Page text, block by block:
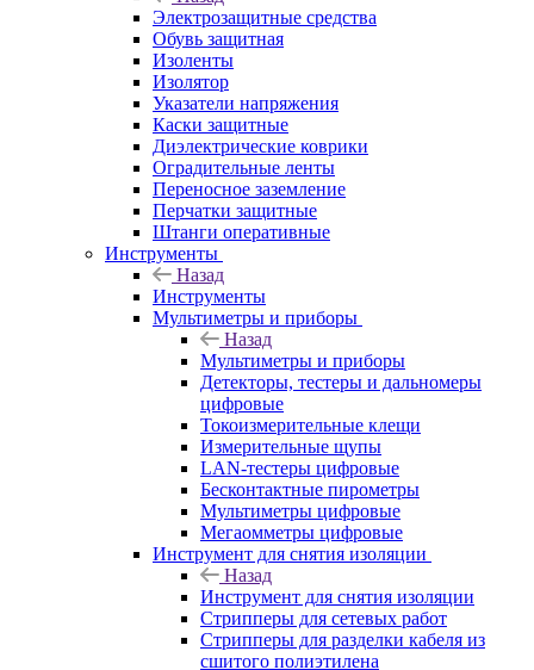
Электрозащитные средства
Обувь защитная
Изоленты
Изолятор
Указатели напряжения
Каски защитные
Диэлектрические коврики
Оградительные ленты
Переносное заземление
Перчатки защитные
Штанги оперативные
Инструменты
Назад
Инструменты
Мультиметры и приборы
Назад
Мультиметры и приборы
Детекторы, тестеры и дальномеры
цифровые
Токоизмерительные клещи
Измерительные щупы
LAN-тестеры цифровые
Бесконтактные пирометры
Мультиметры цифровые
Мегаомметры цифровые
Инструмент для снятия изоляции
Назад
Инструмент для снятия изоляции
Стрипперы для сетевых работ
Стрипперы для разделки кабеля из
сшитого полиэтилена